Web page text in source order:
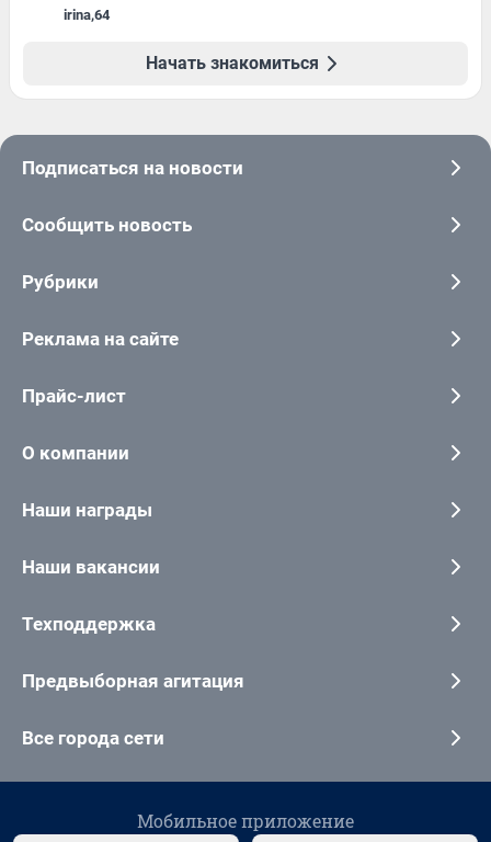
irina,64
Начать знакомиться
Подписаться на новости
Сообщить новость
Рубрики
Реклама на сайте
Прайс-лист
О компании
Наши награды
Наши вакансии
Техподдержка
Предвыборная агитация
Все города сети
Мобильное приложение